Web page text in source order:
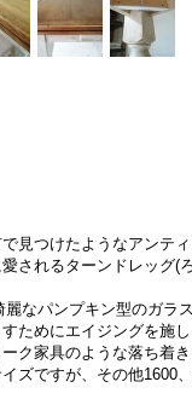
見つけたようなアンティ
されるターンドレッグ(
なパンプキン型のガラ
ためにエイジングを施
ク家具のような落ち着き
ズですが、その他1600